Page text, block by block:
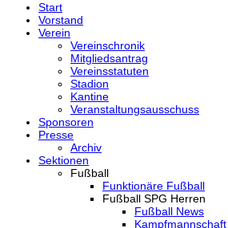
Start
Vorstand
Verein
Vereinschronik
Mitgliedsantrag
Vereinsstatuten
Stadion
Kantine
Veranstaltungsausschuss
Sponsoren
Presse
Archiv
Sektionen
Fußball
Funktionäre Fußball
Fußball SPG Herren
Fußball News
Kampfmannschaft